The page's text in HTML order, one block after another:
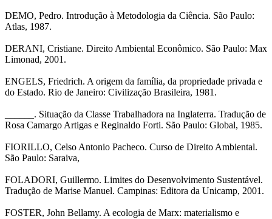
DEMO, Pedro. Introdução à Metodologia da Ciência. São Paulo:
Atlas, 1987.
DERANI, Cristiane. Direito Ambiental Econômico. São Paulo: Max
Limonad, 2001.
ENGELS, Friedrich. A origem da família, da propriedade privada e
do Estado. Rio de Janeiro: Civilização Brasileira, 1981.
______. Situação da Classe Trabalhadora na Inglaterra. Tradução de
Rosa Camargo Artigas e Reginaldo Forti. São Paulo: Global, 1985.
FIORILLO, Celso Antonio Pacheco. Curso de Direito Ambiental.
São Paulo: Saraiva,
FOLADORI, Guillermo. Limites do Desenvolvimento Sustentável.
Tradução de Marise Manuel. Campinas: Editora da Unicamp, 2001.
FOSTER, John Bellamy. A ecologia de Marx: materialismo e